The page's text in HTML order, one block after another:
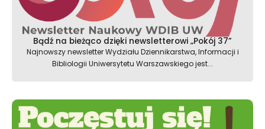
Bądź na bieżąco dzięki newsletterowi „Pokój 37”
Najnowszy newsletter Wydziału Dziennikarstwa, Informacji i
Bibliologii Uniwersytetu Warszawskiego jest...